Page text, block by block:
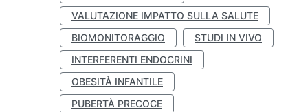
VALUTAZIONE IMPATTO SULLA SALUTE
BIOMONITORAGGIO
STUDI IN VIVO
INTERFERENTI ENDOCRINI
OBESITÀ INFANTILE
PUBERTÀ PRECOCE